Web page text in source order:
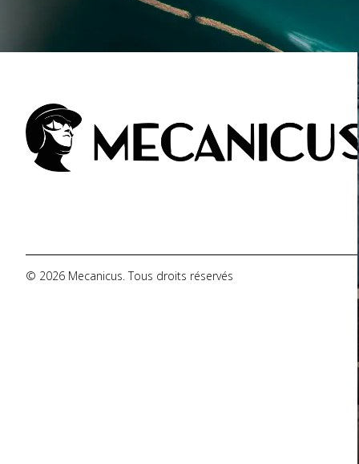
D.B
De Tomaso
© 2026 Mecanicus. Tous droits réservés